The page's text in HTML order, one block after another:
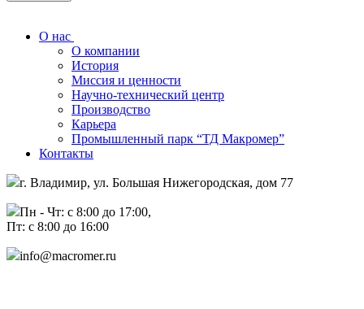
О нас
О компании
История
Миссия и ценности
Научно-технический центр
Производство
Карьера
Промышленный парк “ТД Макромер”
Контакты
г. Владимир, ул. Большая Нижегородская, дом 77
Пн - Чт: с 8:00 до 17:00,
Пт: с 8:00 до 16:00
info@macromer.ru